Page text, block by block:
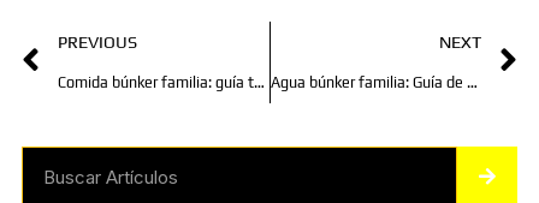
Prev
PREVIOUS
Comida búnker familia: guía técnica de reserva y nutrición
NEXT
Agua búnker familia: Guía de reserva y purificación real
Search